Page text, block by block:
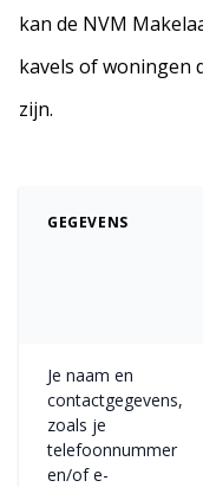
kan de NVM
kavels of woningen
zijn.
GEGEVENS
Je naam en
contactgegevens,
zoals je
telefoonnummer
en/of e-